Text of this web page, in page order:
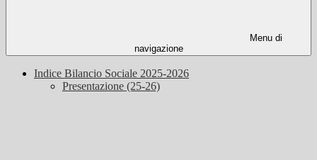
Menu di
navigazione
Indice Bilancio Sociale 2025-2026
Presentazione (25-26)